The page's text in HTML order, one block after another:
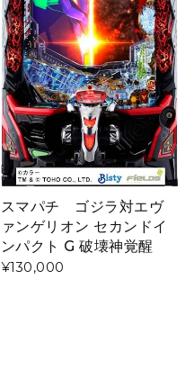
スマパチ ゴジラ対エヴ
ァンゲリオン セカンドイ
ンパクト G 破壊神覚醒
¥130,000